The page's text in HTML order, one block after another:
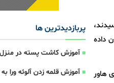
به ارتفاع ۸–۱۰ سانتی‌متر رسیدند،
داده
هاور
پربازدیدترین ها
آموزش کاشت پسته در منزل
آموزش قلمه زدن آلوئه ورا